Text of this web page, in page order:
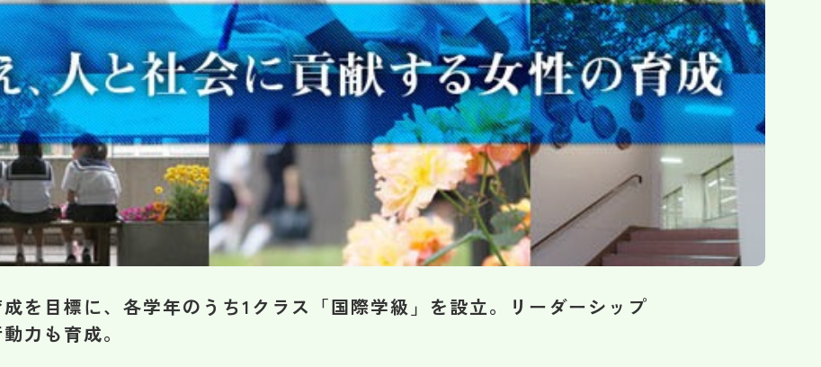
を目標に、各学年のうち1クラス「国際学級」を設立。リーダーシップ
力も育成。